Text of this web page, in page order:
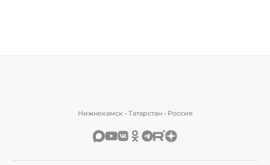
Нижнекамск • Татарстан • Россия